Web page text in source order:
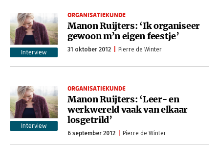
Interview
ORGANISATIEKUNDE
Manon Ruijters: ‘Ik organiseer
gewoon m’n eigen feestje’
31 oktober 2012 Pierre de Winter
Interview
ORGANISATIEKUNDE
Manon Ruijters: ‘Leer- en
werkwereld vaak van elkaar
losgetrild’
6 september 2012 Pierre de Winter